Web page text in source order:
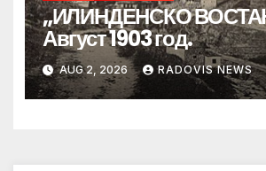
„ИЛИНДЕНСКО
Август 1903 год.
AUG 2, 2026 RADOVIS NEWS